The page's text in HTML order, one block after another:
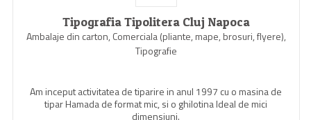
Tipografia Tipolitera Cluj Napoca
Ambalaje din carton, Comerciala (pliante, mape, brosuri, flyere),
Tipografie
Am inceput activitatea de tiparire in anul 1997 cu o masina de
tipar Hamada de format mic, si o ghilotina Ideal de mici
dimensiuni.